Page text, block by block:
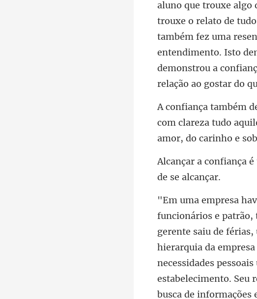
também fez uma
entendimento. Isto
com clareza tudo
hierarquia da
necessidades
estabelec